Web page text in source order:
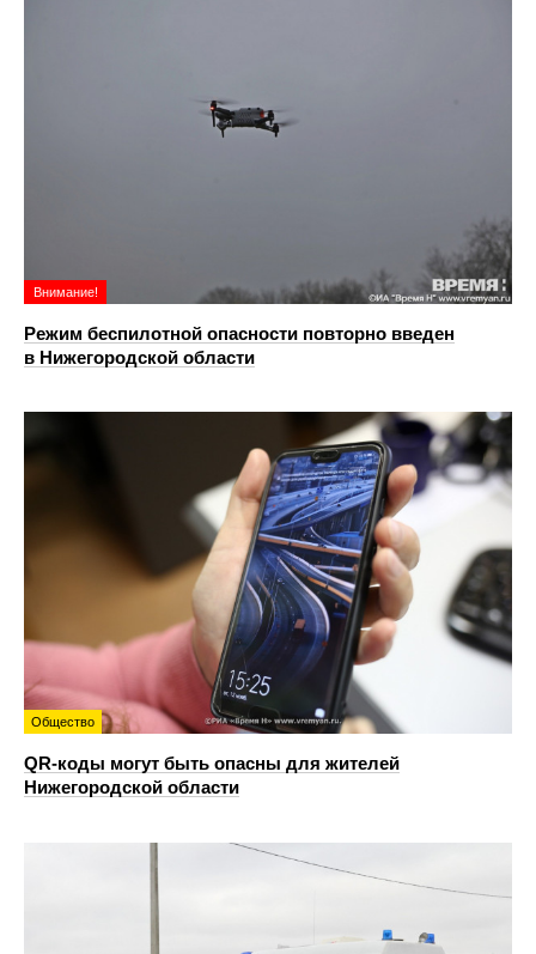
Внимание!
Режим беспилотной опасности повторно введен
в Нижегородской области
Общество
QR-коды могут быть опасны для жителей
Нижегородской области